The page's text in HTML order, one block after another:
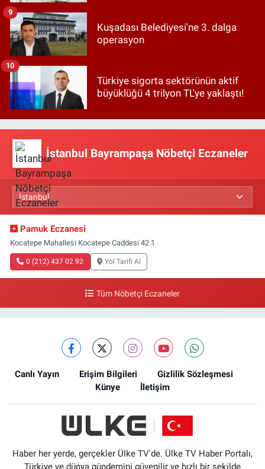
Kuşadası Belediyesi'ne 3. dalga
operasyon
9
Türkiye sigorta sektörünün aktif
büyüklüğü 4 trilyon TL'ye yaklaştı!
10
İstanbul Bayrampaşa Nöbetçi Eczaneler
Pamuk Eczanesi
Kocatepe Mahallesi Kocatepe Caddesi 42 1
0 (212) 437 02 92 Yol Tarifi Al
Tüm Nöbetçi Eczaneler
Canlı Yayın Erişim Bilgileri
Gizlilik Sözleşmesi
Künye
İletişim
Haber her yerde, gerçekler Ülke TV'de. Ülke TV Haber Portalı,
Türkiye ve dünya gündemini güvenilir ve hızlı bir şekilde